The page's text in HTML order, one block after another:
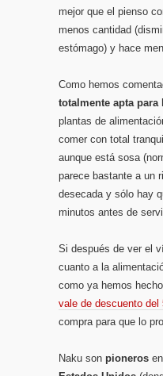
mejor que el pienso
menos cantidad
estómago) y hace
Como hemos
totalmente apta para
plantas de
comer con total
aunque está sosa
parece bastante a un
desecada y sólo hay
minutos antes de
Si después de ver el
cuanto a la
como ya hemos
vale de descuento del
compra para que lo
Naku son pioneros